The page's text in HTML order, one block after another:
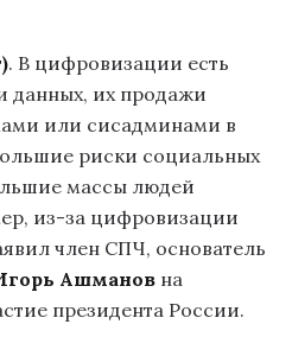
. В цифровизации есть
данных, их продажи
или сисадминами в
риски социальных
массы людей
из-за цифровизации
член СПЧ, основатель
Ашманов на
президента России.